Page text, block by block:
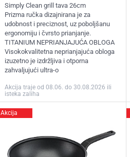
Simply Clean grill tava 26cm
Prizma ručka dizajnirana je za
udobnost i preciznost, uz poboljšanu
ergonomiju i čvrsto prianjanje.
TITANIUM NEPRIANJAJUĆA OBLOGA
Visokokvalitetna neprianjajuća obloga
izuzetno je izdržljiva i otporna
zahvaljujući ultra-o
Akcija traje od 08.06. do 30.08.2026 ili
isteka zaliha
Akcija